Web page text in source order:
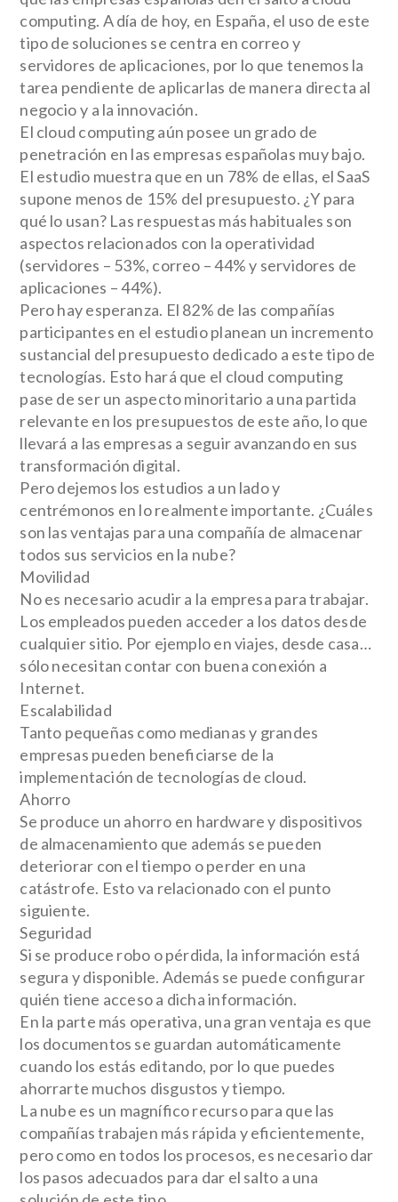
computing. A día de hoy, en España, el uso de este
tipo de soluciones se centra en correo y
servidores de aplicaciones, por lo que tenemos la
tarea pendiente de aplicarlas de manera directa al
negocio y a la innovación.
El cloud computing aún posee un grado de
penetración en las empresas españolas muy bajo.
El estudio muestra que en un 78% de ellas, el SaaS
supone menos de 15% del presupuesto. ¿Y para
qué lo usan? Las respuestas más habituales son
aspectos relacionados con la operatividad
(servidores – 53%, correo – 44% y servidores de
aplicaciones – 44%).
Pero hay esperanza. El 82% de las compañías
participantes en el estudio planean un incremento
sustancial del presupuesto dedicado a este tipo de
tecnologías. Esto hará que el cloud computing
pase de ser un aspecto minoritario a una partida
relevante en los presupuestos de este año, lo que
llevará a las empresas a seguir avanzando en sus
transformación digital.
Pero dejemos los estudios a un lado y
centrémonos en lo realmente importante. ¿Cuáles
son las ventajas para una compañía de almacenar
todos sus servicios en la nube?
Movilidad
No es necesario acudir a la empresa para trabajar.
Los empleados pueden acceder a los datos desde
cualquier sitio. Por ejemplo en viajes, desde casa…
sólo necesitan contar con buena conexión a
Internet.
Escalabilidad
Tanto pequeñas como medianas y grandes
empresas pueden beneficiarse de la
implementación de tecnologías de cloud.
Ahorro
Se produce un ahorro en hardware y dispositivos
de almacenamiento que además se pueden
deteriorar con el tiempo o perder en una
catástrofe. Esto va relacionado con el punto
siguiente.
Seguridad
Si se produce robo o pérdida, la información está
segura y disponible. Además se puede configurar
quién tiene acceso a dicha información.
En la parte más operativa, una gran ventaja es que
los documentos se guardan automáticamente
cuando los estás editando, por lo que puedes
ahorrarte muchos disgustos y tiempo.
La nube es un magnífico recurso para que las
compañías trabajen más rápida y eficientemente,
pero como en todos los procesos, es necesario dar
los pasos adecuados para dar el salto a una